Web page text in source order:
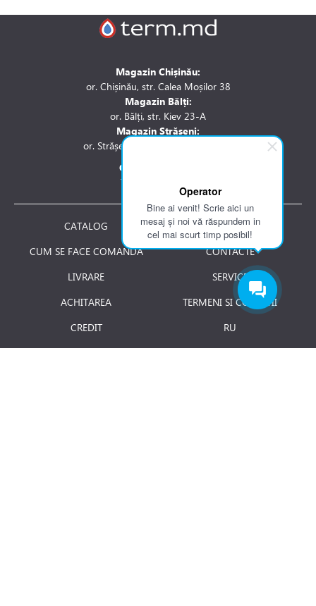
Operator
Bine ai venit! Scrie aici un
mesaj și noi vă răspundem in
cel mai scurt timp posibil!
Magazin Chișinău:
or. Chișinău, str. Calea Moșilor 38
Magazin Bălți:
or. Bălți, str. Kiev 23-A
Magazin Strășeni:
or. Strășeni, str. Stefan cel Mare 1A
Contactați-ne la:
Tel.: 061 007 744
CATALOG
CUM SE FACE COMANDA
LIVRARE
ACHITAREA
CREDIT
RETURNAREA PRODUSULUI
DESPRE NOI
CONTACTE
SERVICE
TERMENI SI CONDITII
RU
JOBURI